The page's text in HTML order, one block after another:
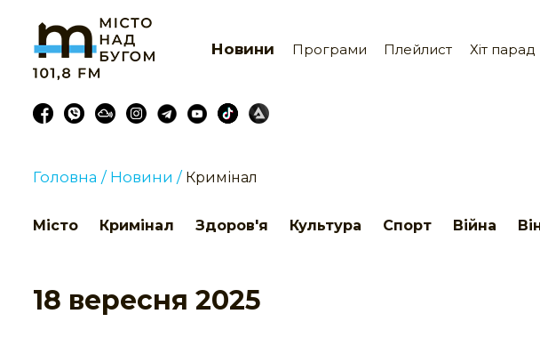
Новини Програми Плейлист Хіт парад
Головна / Новини / Кримінал
Місто Кримінал Здоров'я Культура Спорт Війна
18 вересня 2025